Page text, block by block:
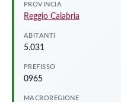
PROVINCIA
Reggio Calabria
ABITANTI
5.031
PREFISSO
0965
MACROREGIONE